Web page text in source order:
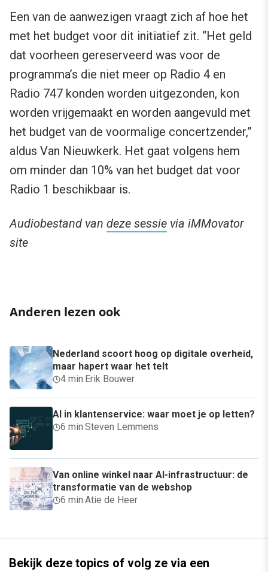
Een van de aanwezigen vraagt zich af hoe het
met het budget voor dit initiatief zit. “Het geld
dat voorheen gereserveerd was voor de
programma’s die niet meer op Radio 4 en
Radio 747 konden worden uitgezonden, kon
worden vrijgemaakt en worden aangevuld met
het budget van de voormalige concertzender,”
aldus Van Nieuwkerk. Het gaat volgens hem
om minder dan 10% van het budget dat voor
Radio 1 beschikbaar is.
Audiobestand van deze sessie via iMMovator
site
Anderen lezen ook
Nederland scoort hoog op digitale overheid,
maar hapert waar het telt
4 min· Erik Bouwer
AI in klantenservice: waar moet je op letten?
6 min·Steven Lemmens
Van online winkel naar AI-infrastructuur: de
transformatie van de webshop
6 min·Atie de Heer
Bekijk deze topics of volg ze via een